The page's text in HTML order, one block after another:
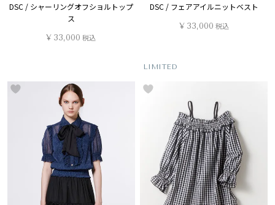
DSC / シャーリングオフショルトップ
ス
¥ 33,000 税込
DSC / フェアアイルニットベスト
¥ 33,000 税込
LIMITED